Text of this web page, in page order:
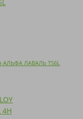
АЛЬФА ЛАВАЛЬ TS6L